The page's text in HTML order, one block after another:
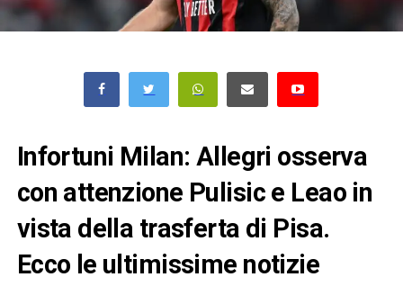
Infortuni Milan: Allegri osserva
con attenzione Pulisic e Leao in
vista della trasferta di Pisa.
Ecco le ultimissime notizie